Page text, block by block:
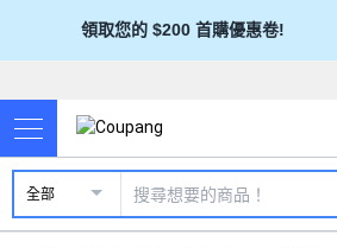
領取您的 $200 首購優惠卷!
全部